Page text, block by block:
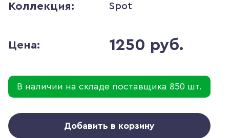
Коллекция: Spot
Цена: 1250 руб.
В наличии на складе поставщика 850 шт.
Добавить в корзину